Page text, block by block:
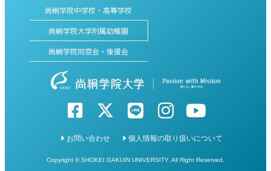
尚絅学院中学校・高等学校
尚絅学院大学附属幼稚園
尚絅学院同窓会・後援会
お問い合わせ 個人情報の取り扱いについて
Copyright © SHOKEI GAKUIN UNIVERSITY. All Right Reserved.